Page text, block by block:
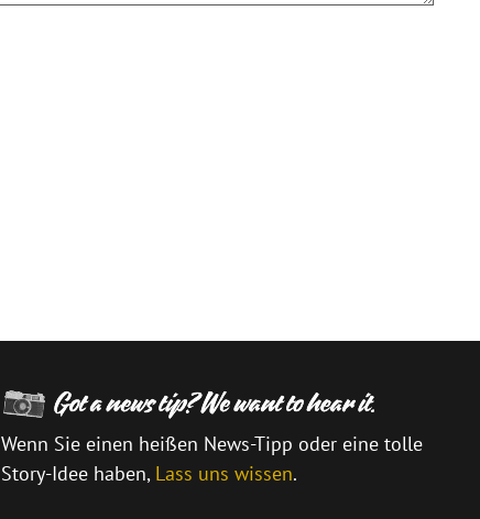
Wenn Sie einen heißen News-Tipp oder eine tolle
Story-Idee haben, Lass uns wissen.